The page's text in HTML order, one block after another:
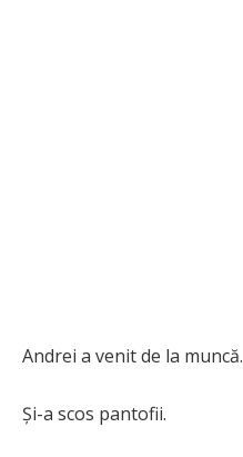
Andrei a venit de la muncă.
Și-a scos pantofii.